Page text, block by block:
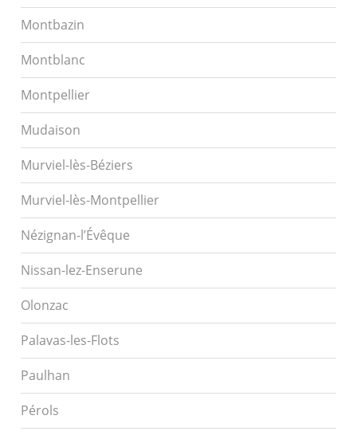
Montbazin
Montblanc
Montpellier
Mudaison
Murviel-lès-Béziers
Murviel-lès-Montpellier
Nézignan-l’Évêque
Nissan-lez-Enserune
Olonzac
Palavas-les-Flots
Paulhan
Pérols